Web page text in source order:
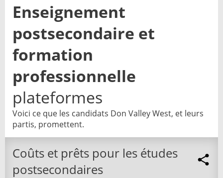
Enseignement
postsecondaire et
formation
professionnelle
plateformes
Voici ce que les candidats Don Valley West, et leurs
partis, promettent.
Coûts et prêts pour les études
postsecondaires